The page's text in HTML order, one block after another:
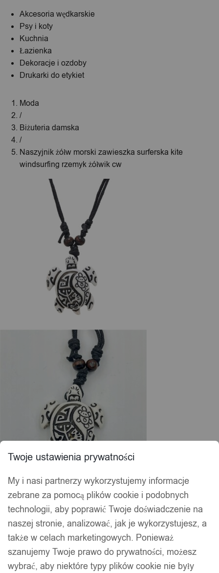
Akcesoria wędkarskie
Psy i koty
Kuchnia
Łazienka
Dekoracje i ozdoby
Drukarki do etykiet
Moda
/
Biżuteria damska
/
Naszyjnik żółw morski zawieszka surferska kite
windsurfing rzemyk żółwik cw
Twoje ustawienia prywatności
My i nasi partnerzy wykorzystujemy informacje
zebrane za pomocą plików cookie i podobnych
technologii, aby poprawić Twoje doświadczenie na
naszej stronie, analizować, jak je wykorzystujesz, a
także w celach marketingowych. Ponieważ
szanujemy Twoje prawo do prywatności, możesz
wybrać, aby niektóre typy plików cookie nie były